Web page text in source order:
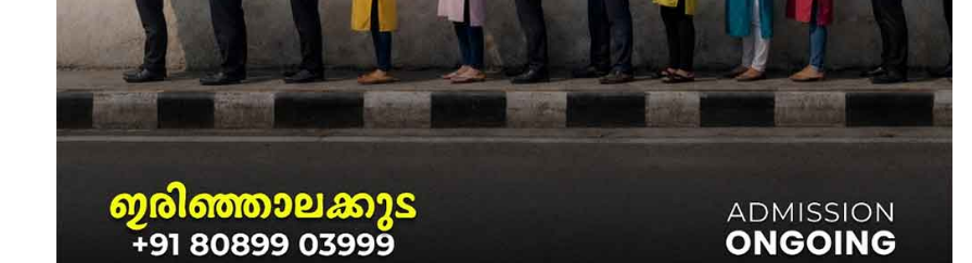
LATEST
സെന്റ് ജോസഫ്സ് കോളജ്
കോമേഴ്‌സ്
തുടക്കമായി